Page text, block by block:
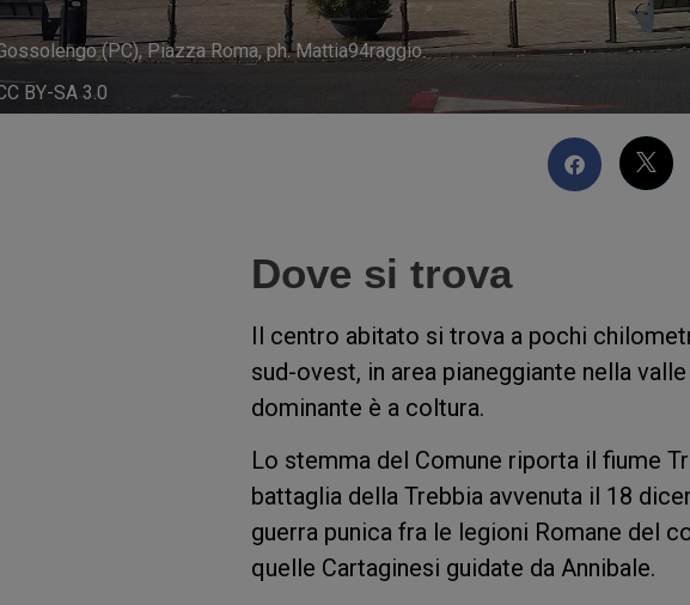
(PC), Piazza Roma, ph. Mattia94raggio
BY-SA 3.0
Dove si trova
Il centro abitato si trova a pochi
sud-ovest, in area pianeggiante nella
dominante è a coltura.
Lo stemma del Comune riporta il fiume
battaglia della Trebbia avvenuta il 18
guerra punica fra le legioni Romane del
quelle Cartaginesi guidate da Annibale.